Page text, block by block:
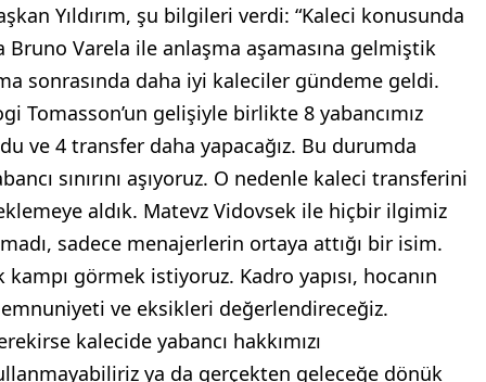
Yıldırım, şu bilgileri verdi: “Kaleci konusunda
Bruno Varela ile anlaşma aşamasına gelmiştik
sonrasında daha iyi kaleciler gündeme geldi.
Tomasson’un gelişiyle birlikte 8 yabancımız
ve 4 transfer daha yapacağız. Bu durumda
sınırını aşıyoruz. O nedenle kaleci transferini
aldık. Matevz Vidovsek ile hiçbir ilgimiz
sadece menajerlerin ortaya attığı bir isim.
kampı görmek istiyoruz. Kadro yapısı, hocanın
ve eksikleri değerlendireceğiz.
kalecide yabancı hakkımızı
ya da gerçekten geleceğe dönük